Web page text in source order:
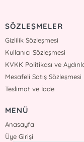
SÖZLEŞMELER
Gizlilik Sözleşmesi
Kullanıcı Sözleşmesi
KVKK Politikası ve
Mesafeli Satış Sözleşmesi
Teslimat ve İade
MENÜ
Anasayfa
Üye Girişi